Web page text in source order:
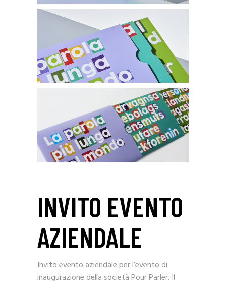
INVITO EVENTO
AZIENDALE
Invito evento aziendale per l’evento di
inaugurazione della società Pour Parler. Il